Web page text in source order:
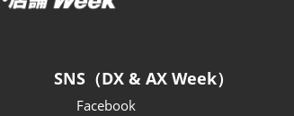
SNS（DX & AX Week）
Facebook